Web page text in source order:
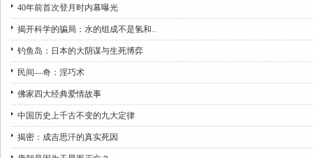
40年前首次登月时内幕曝光
揭开科学的骗局：水的组成不是氢和..
钓鱼岛：日本的大阴谋与生死博弈
民间—奇：淫巧术
佛家四大经典爱情故事
中国历史上千古不变的九大定律
揭密：成吉思汗的真实死因